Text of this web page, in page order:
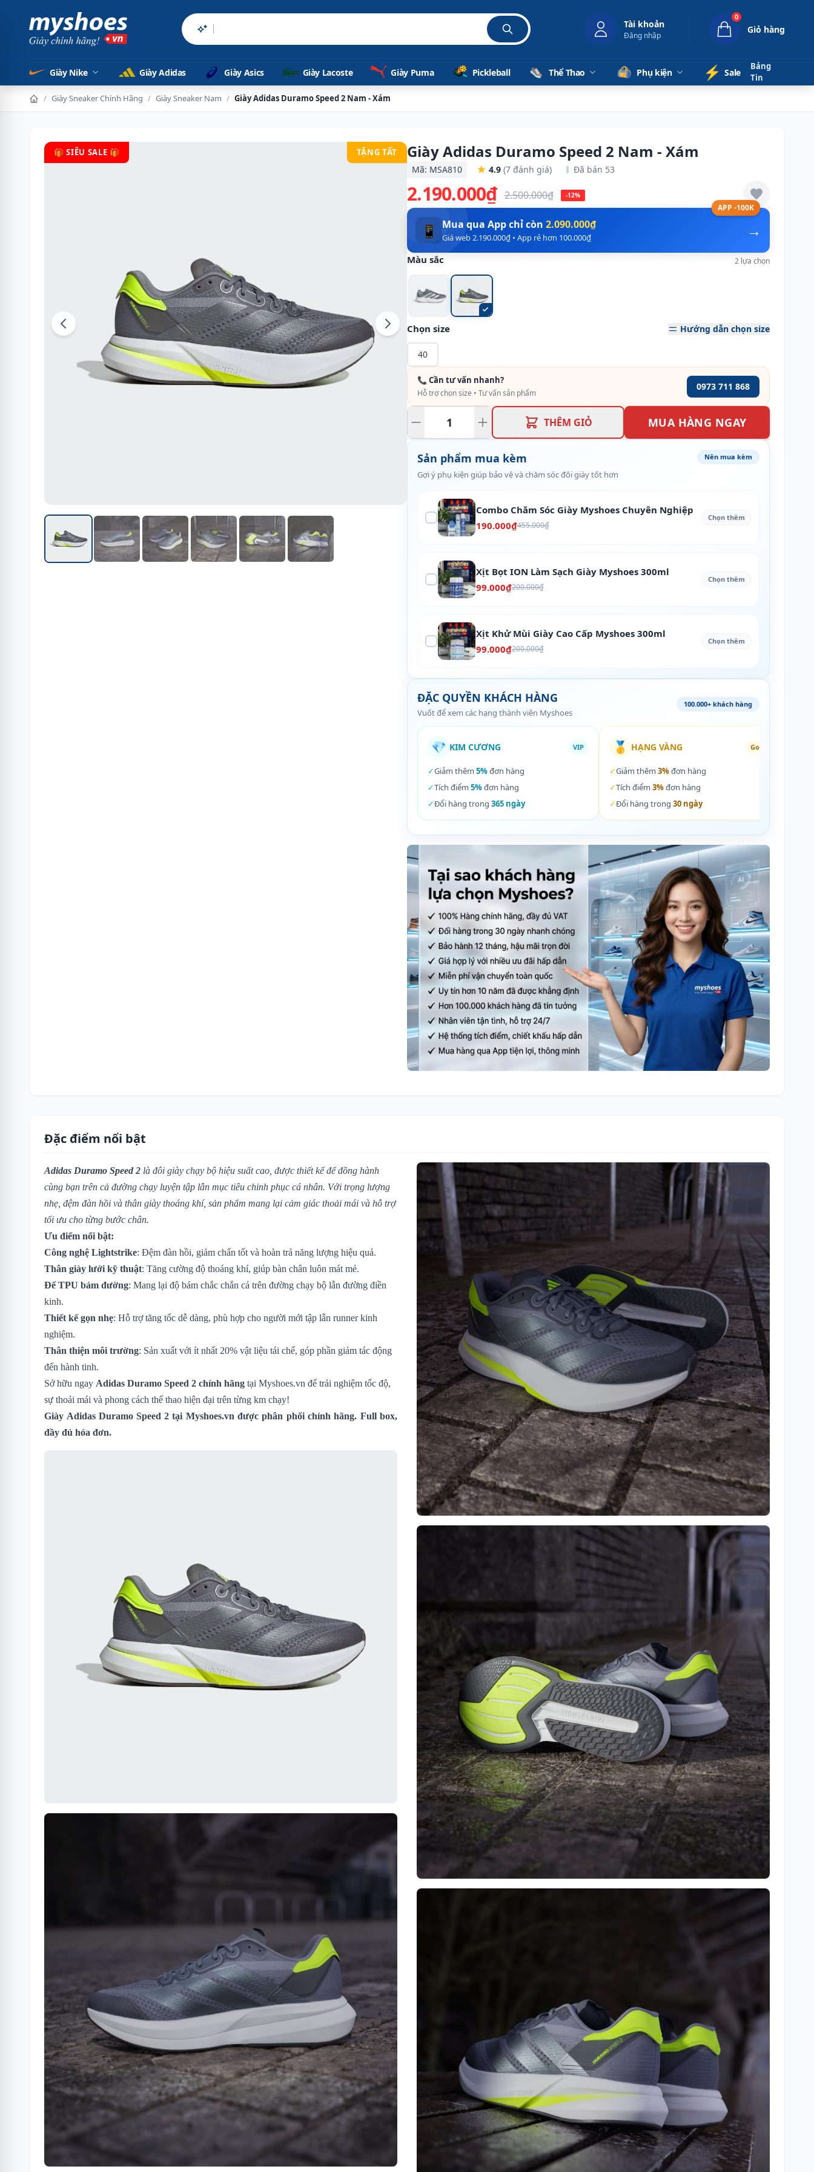
Sản phẩm chính hãng 1 Tài khoản
Đăng nhập
0
Giỏ hàng
Giày Nike Giày Adidas Giày Asics Giày Lacoste Giày Puma Pickleball Thể Thao Phụ kiện ⚡️ Sale
Bảng
Tin
/ Giày Sneaker Chính Hãng / Giày Sneaker Nam / Giày Adidas Duramo Speed 2 Nam - Xám
🎁 SIÊU SALE 🎁 TẶNG TẤT Giày Adidas Duramo Speed 2 Nam - Xám
Mã: MSA810 4.9 (7 đánh giá) Đã bán 53
2.190.000₫ 2.500.000₫ -12%
APP -100K
→
📱 Mua qua App chỉ còn 2.090.000₫
Giá web 2.190.000₫ • App rẻ hơn 100.000₫
Màu sắc 2 lựa chọn
Chọn size Hướng dẫn chọn size
40
📞 Cần tư vấn nhanh?
Hỗ trợ chọn size • Tư vấn sản phẩm
0973 711 868
THÊM GIỎ MUA HÀNG NGAY
Sản phẩm mua kèm
Gợi ý phụ kiện giúp bảo vệ và chăm sóc đôi giày tốt hơn
Nên mua kèm
Combo Chăm Sóc Giày Myshoes Chuyên Nghiệp
190.000₫455.000₫
Chọn thêm
Xịt Bọt ION Làm Sạch Giày Myshoes 300ml
99.000₫200.000₫
Chọn thêm
Xịt Khử Mùi Giày Cao Cấp Myshoes 300ml
99.000₫200.000₫
Chọn thêm
ĐẶC QUYỀN KHÁCH HÀNG
Vuốt để xem các hạng thành viên Myshoes
100.000+ khách hàng
💎 KIM CƯƠNG VIP
✓Giảm thêm 5%đơn hàng
✓Tích điểm 5%đơn hàng
✓Đổi hàng trong 365 ngày
🥇 HẠNG VÀNG Gold
✓Giảm thêm 3%đơn hàng
✓Tích điểm 3%đơn hàng
✓Đổi hàng trong 30 ngày
Đặc điểm nổi bật
Adidas Duramo Speed 2 là đôi giày chạy bộ hiệu suất cao, được thiết kế để đồng hành
cùng bạn trên cả đường chạy luyện tập lẫn mục tiêu chinh phục cá nhân. Với trọng lượng
nhẹ, đệm đàn hồi và thân giày thoáng khí, sản phẩm mang lại cảm giác thoải mái và hỗ trợ
tối ưu cho từng bước chân.
Ưu điểm nổi bật:
Công nghệ Lightstrike: Đệm đàn hồi, giảm chấn tốt và hoàn trả năng lượng hiệu quả.
Thân giày lưới kỹ thuật: Tăng cường độ thoáng khí, giúp bàn chân luôn mát mẻ.
Đế TPU bám đường: Mang lại độ bám chắc chắn cả trên đường chạy bộ lẫn đường điền
kinh.
Thiết kế gọn nhẹ: Hỗ trợ tăng tốc dễ dàng, phù hợp cho người mới tập lẫn runner kinh
nghiệm.
Thân thiện môi trường: Sản xuất với ít nhất 20% vật liệu tái chế, góp phần giảm tác động
đến hành tinh.
Sở hữu ngay Adidas Duramo Speed 2 chính hãng tại Myshoes.vn để trải nghiệm tốc độ,
sự thoải mái và phong cách thể thao hiện đại trên từng km chạy!
Giày Adidas Duramo Speed 2 tại Myshoes.vn được phân phối chính hãng. Full box,
đầy đủ hóa đơn.